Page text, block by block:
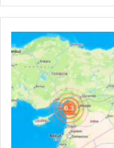
Dos
Semanas
De
La
Tragedia,